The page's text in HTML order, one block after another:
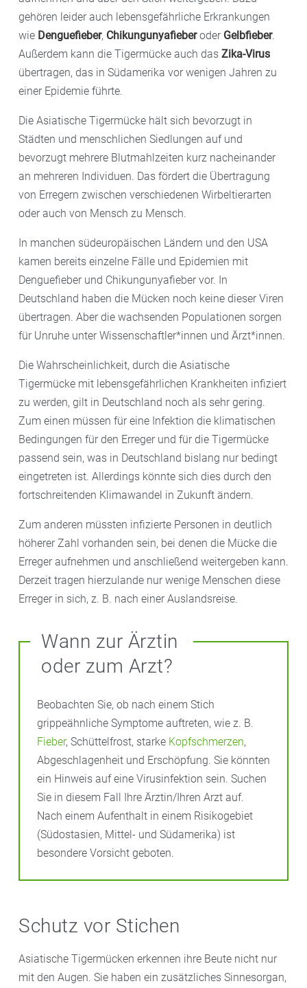
gehören leider auch lebensgefährliche Erkrankungen
wie Denguefieber, Chikungunyafieberoder Gelbfieber.
Außerdem kann die Tigermücke auch das Zika-Virus
übertragen, das in Südamerika vor wenigen Jahren zu
einer Epidemie führte.
Die Asiatische Tigermücke hält sich bevorzugt in
Städten und menschlichen Siedlungen auf und
bevorzugt mehrere Blutmahlzeiten kurz nacheinander
an mehreren Individuen. Das fördert die Übertragung
von Erregern zwischen verschiedenen Wirbeltierarten
oder auch von Mensch zu Mensch.
In manchen südeuropäischen Ländern und den USA
kamen bereits einzelne Fälle und Epidemien mit
Denguefieber und Chikungunyafieber vor. In
Deutschland haben die Mücken noch keine dieser Viren
übertragen. Aber die wachsenden Populationen sorgen
für Unruhe unter Wissenschaftler*innen und Ärzt*innen.
Die Wahrscheinlichkeit, durch die Asiatische
Tigermücke mit lebensgefährlichen Krankheiten infiziert
zu werden, gilt in Deutschland noch als sehr gering.
Zum einen müssen für eine Infektion die klimatischen
Bedingungen für den Erreger und für die Tigermücke
passend sein, was in Deutschland bislang nur bedingt
eingetreten ist. Allerdings könnte sich dies durch den
fortschreitenden Klimawandel in Zukunft ändern.
Zum anderen müssten infizierte Personen in deutlich
höherer Zahl vorhanden sein, bei denen die Mücke die
Erreger aufnehmen und anschließend weitergeben kann.
Derzeit tragen hierzulande nur wenige Menschen diese
Erreger in sich, z. B. nach einer Auslandsreise.
Wann zur Ärztin
oder zum Arzt?
Beobachten Sie, ob nach einem Stich
grippeähnliche Symptome auftreten, wie z. B.
Fieber, Schüttelfrost, starke Kopfschmerzen,
Abgeschlagenheit und Erschöpfung. Sie könnten
ein Hinweis auf eine Virusinfektion sein. Suchen
Sie in diesem Fall Ihre Ärztin/Ihren Arzt auf.
Nach einem Aufenthalt in einem Risikogebiet
(Südostasien, Mittel- und Südamerika) ist
besondere Vorsicht geboten.
Schutz vor Stichen
Asiatische Tigermücken erkennen ihre Beute nicht nur
mit den Augen. Sie haben ein zusätzliches Sinnesorgan,